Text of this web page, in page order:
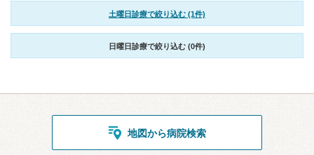
土曜日診療で絞り込む (1件)
日曜日診療で絞り込む (0件)
地図から病院検索